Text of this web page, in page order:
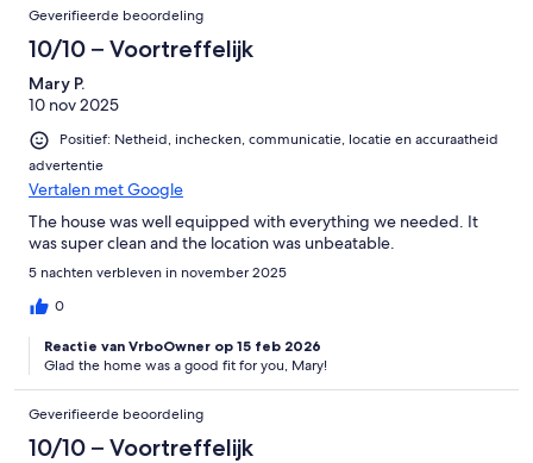
Geverifieerde beoordeling
10/10 – Voortreffelijk
Mary P.
10 nov 2025
Positief: Netheid, inchecken, communicatie, locatie en accuraatheid
advertentie
Vertalen met Google
The house was well equipped with everything we needed. It
was super clean and the location was unbeatable.
5 nachten verbleven in november 2025
0
Reactie van VrboOwner op 15 feb 2026
Glad the home was a good fit for you, Mary!
Geverifieerde beoordeling
10/10 – Voortreffelijk